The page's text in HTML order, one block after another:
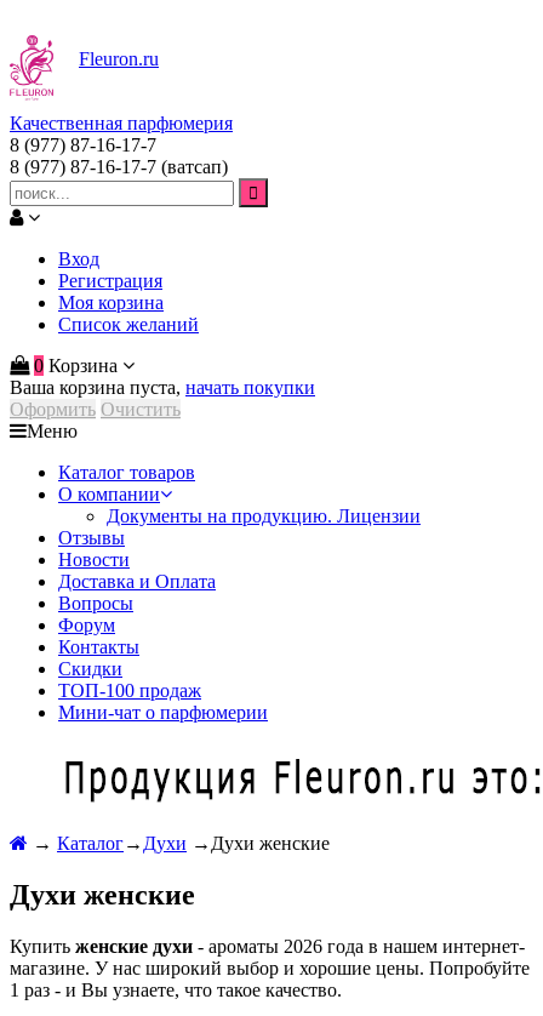
Fleuron.ru
Качественная парфюмерия
8 (977) 87-16-17-7
8 (977) 87-16-17-7 (ватсап)
Вход
Регистрация
Моя корзина
Список желаний
0 Корзина
Ваша корзина пуста, начать покупки
Оформить Очистить
Меню
Каталог товаров
О компании
Документы на продукцию. Лицензии
Отзывы
Новости
Доставка и Оплата
Вопросы
Форум
Контакты
Скидки
ТОП-100 продаж
Мини-чат о парфюмерии
→ Каталог→ Духи → Духи женские
Духи женские
Купить женские духи - ароматы 2026 года в нашем интернет-
магазине. У нас широкий выбор и хорошие цены. Попробуйте
1 раз - и Вы узнаете, что такое качество.